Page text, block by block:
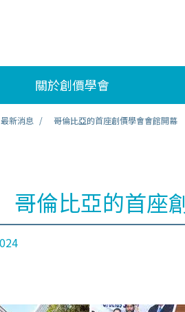
關於創價學會
最新消息 哥倫比亞的首座創價學會會館開幕
哥倫比亞的首座